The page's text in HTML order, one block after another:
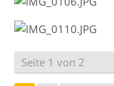
Seite 1 von 2